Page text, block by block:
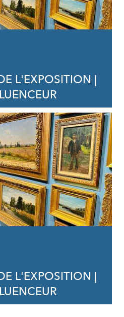
L'EXPOSITION |
L'EXPOSITION |